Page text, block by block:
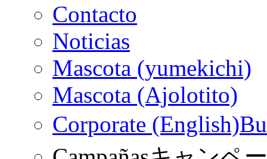
Contacto
Noticias
Mascota (yumekichi)
Mascota (Ajolotito)
Corporate (English)